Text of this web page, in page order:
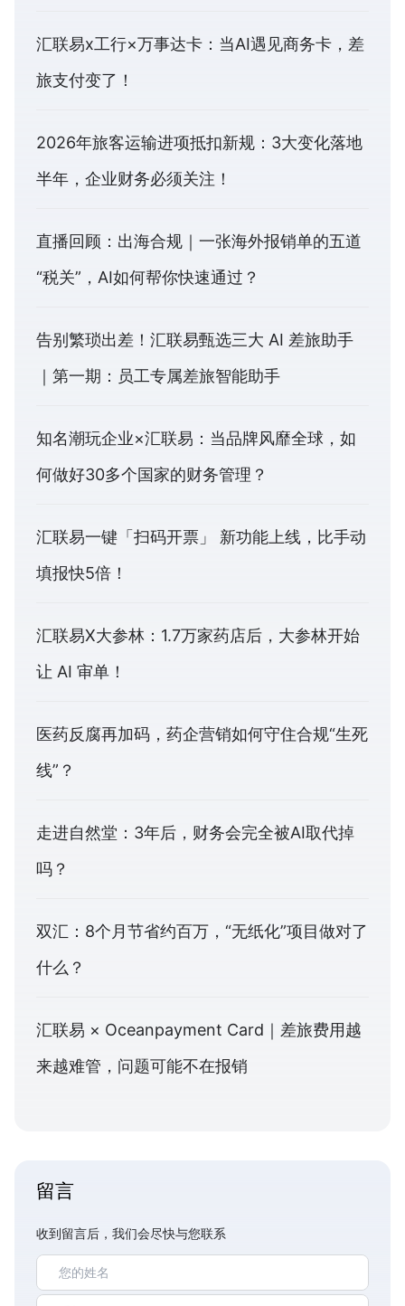
汇联易x工行×万事达卡：当AI遇见商务卡，差
旅支付变了！
2026年旅客运输进项抵扣新规：3大变化落地
半年，企业财务必须关注！
直播回顾：出海合规｜一张海外报销单的五道
“税关”，AI如何帮你快速通过？
告别繁琐出差！汇联易甄选三大 AI 差旅助手
｜第一期：员工专属差旅智能助手
知名潮玩企业×汇联易：当品牌风靡全球，如
何做好30多个国家的财务管理？
汇联易一键「扫码开票」 新功能上线，比手动
填报快5倍！
汇联易X大参林：1.7万家药店后，大参林开始
让 AI 审单！
医药反腐再加码，药企营销如何守住合规“生死
线”？
走进自然堂：3年后，财务会完全被AI取代掉
吗？
双汇：8个月节省约百万，“无纸化”项目做对了
什么？
汇联易 × Oceanpayment Card｜差旅费用越
来越难管，问题可能不在报销
留言
收到留言后，我们会尽快与您联系